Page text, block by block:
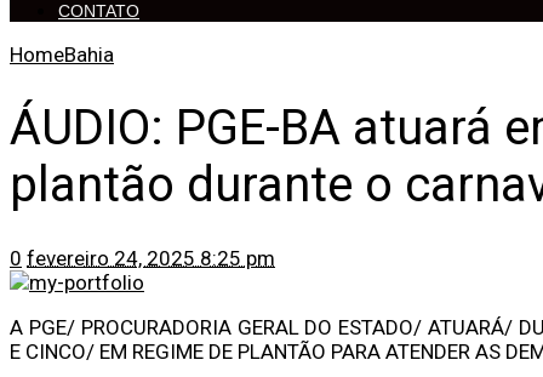
CONTATO
HomeBahia
ÁUDIO: PGE-BA atuará
plantão durante o
0 fevereiro 24, 2025 8:25 pm
A PGE/ PROCURADORIA GERAL DO ESTADO/ ATUARÁ/
E CINCO/ EM REGIME DE PLANTÃO PARA ATENDER AS